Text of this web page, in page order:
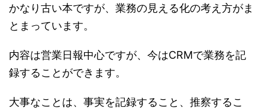
かなり古い本ですが、業務の見える化の考え方がま
とまっています。
内容は営業日報中心ですが、今はCRMで業務を記
録することができます。
大事なことは、事実を記録すること、推察するこ